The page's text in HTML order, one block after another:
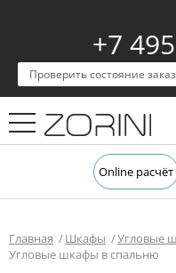
+7
Проверить состояние
Online расчёт
Главная Шкафы
Угловые
Угловые шкафы в спальню